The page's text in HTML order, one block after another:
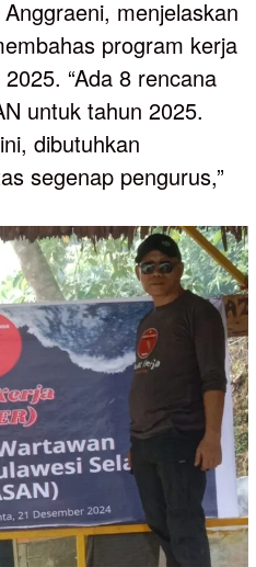
menjelaskan
program kerja
“Ada 8 rencana
untuk tahun 2025.
dibutuhkan
segenap pengurus,”